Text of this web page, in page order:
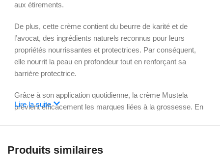
aux étirements.
De plus, cette crème contient du beurre de karité et de
l’avocat, des ingrédients naturels reconnus pour leurs
propriétés nourrissantes et protectrices. Par conséquent,
elle nourrit la peau en profondeur tout en renforçant sa
barrière protectrice.
Grâce à son application quotidienne, la crème Mustela
prévient efficacement les marques liées à la grossesse. En
Sa texture onctueuse et fondante facilite l’application. Elle
Lire la suite
Produits similaires